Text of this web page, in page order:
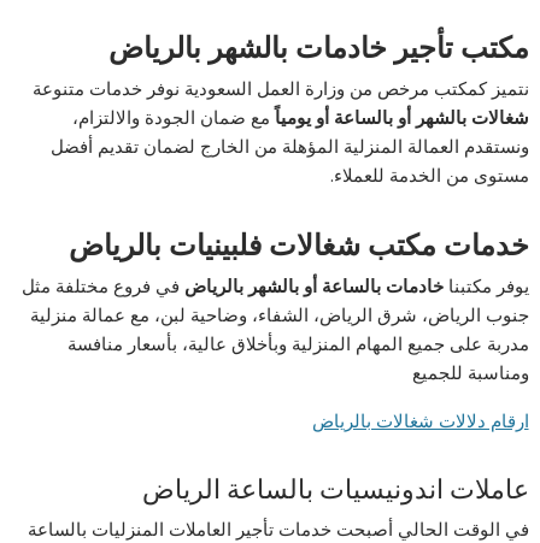
مكتب تأجير خادمات بالشهر بالرياض
نتميز كمكتب مرخص من وزارة العمل السعودية نوفر خدمات متنوعة
شغالات بالشهر أو بالساعة أو يومياًمع ضمان الجودة والالتزام،
ونستقدم العمالة المنزلية المؤهلة من الخارج لضمان تقديم أفضل
مستوى من الخدمة للعملاء.
خدمات مكتب شغالات فلبينيات بالرياض
يوفر مكتبناخادمات بالساعة أو بالشهر بالرياض في فروع مختلفة مثل
جنوب الرياض، شرق الرياض، الشفاء، وضاحية لبن، مع عمالة منزلية
مدربة على جميع المهام المنزلية وبأخلاق عالية، بأسعار منافسة
ومناسبة للجميع
ارقام دلالات شغالات بالرياض
عاملات اندونيسيات بالساعة الرياض
في الوقت الحالي أصبحت خدمات تأجير العاملات المنزليات بالساعة